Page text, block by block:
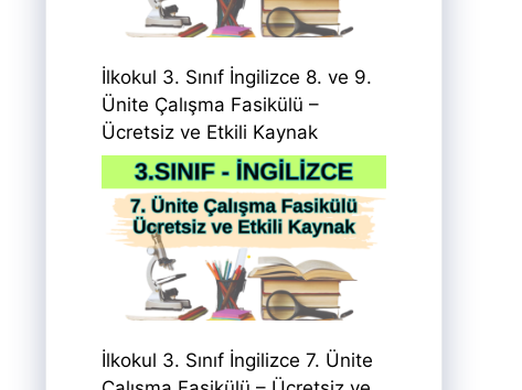
İlkokul 3. Sınıf İngilizce 8. ve 9.
Ünite Çalışma Fasikülü –
Ücretsiz ve Etkili Kaynak
İlkokul 3. Sınıf İngilizce 7. Ünite